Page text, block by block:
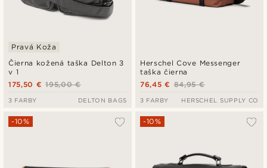
Čierna kožená taška Delton 3
v 1
Pravá Koža
195,00 €
175,50 €
3 FARBY DELTON BAGS
Herschel Cove Messenger
taška čierna
84,95 €
76,45 €
3 FARBY HERSCHEL SUPPLY CO
-10% -10%